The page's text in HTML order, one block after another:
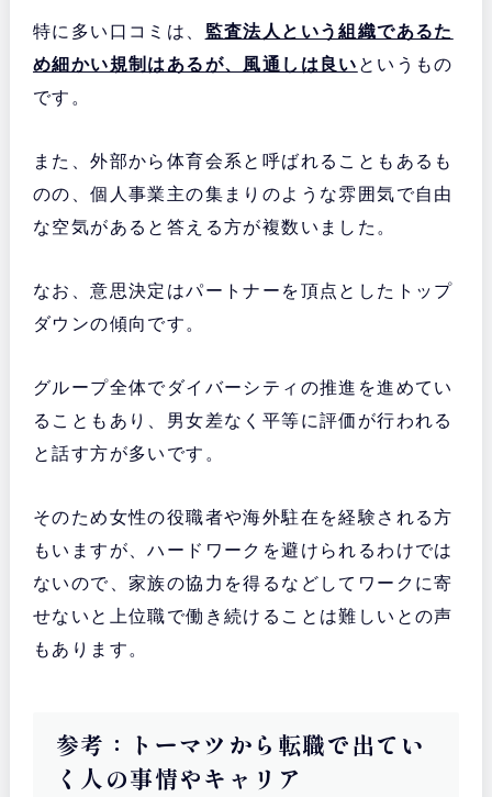
特に多い口コミは、 監査法人という組織であるた
め細かい規制はあるが、風通しは良い というもの
です。
また、外部から体育会系と呼ばれることもあるも
のの、個人事業主の集まりのような雰囲気で自由
な空気があると答える方が複数いました。
なお、意思決定はパートナーを頂点としたトップ
ダウンの傾向です。
グループ全体でダイバーシティの推進を進めてい
ることもあり、男女差なく平等に評価が行われる
と話す方が多いです。
そのため女性の役職者や海外駐在を経験される方
もいますが、ハードワークを避けられるわけでは
ないので、家族の協力を得るなどしてワークに寄
せないと上位職で働き続けることは難しいとの声
もあります。
参考：トーマツから転職で出てい
く人の事情やキャリア